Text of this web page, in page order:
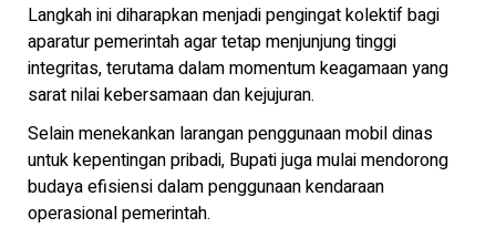
Langkah ini diharapkan menjadi pengingat kolektif bagi
aparatur pemerintah agar tetap menjunjung tinggi
integritas, terutama dalam momentum keagamaan yang
sarat nilai kebersamaan dan kejujuran.
Selain menekankan larangan penggunaan mobil dinas
untuk kepentingan pribadi, Bupati juga mulai mendorong
budaya efisiensi dalam penggunaan kendaraan
operasional pemerintah.